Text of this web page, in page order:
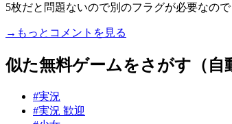
5枚だと問題ないので別のフラグが必要なので
→もっとコメントを見る
似た無料ゲームをさがす（自
#実況
#実況 歓迎